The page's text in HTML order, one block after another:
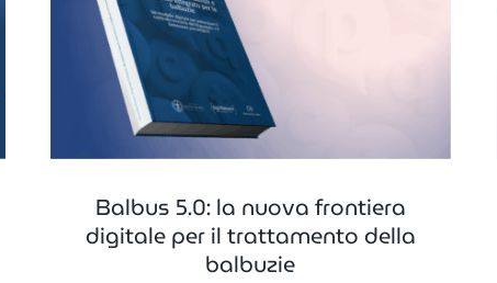
Balbus 5.0: la nuova frontiera
digitale per il trattamento della
balbuzie
Motivare i bambini con la
Token Economy: metodo e
applicazione
In primo piano